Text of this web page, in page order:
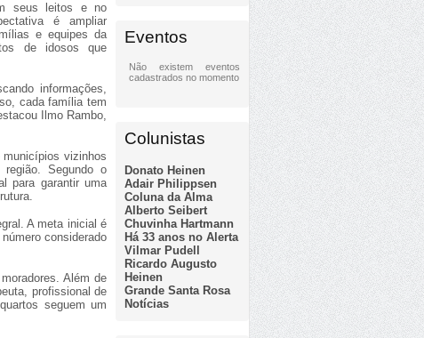
seus leitos e no
é ampliar
e equipes da
de idosos que
informações,
cada família tem
Ilmo Rambo,
vizinhos
Segundo o
para garantir uma
A meta inicial é
considerado
Além de
profissional de
seguem um
Eventos
Não existem eventos
cadastrados no momento
Colunistas
Donato Heinen
Adair Philippsen
Coluna da Alma
Alberto Seibert
Chuvinha Hartmann
Há 33 anos no Alerta
Vilmar Pudell
Ricardo Augusto
Heinen
Grande Santa Rosa
Notícias